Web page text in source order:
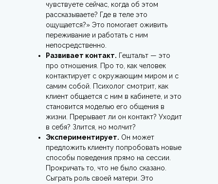
чувствуете сейчас, когда об этом
рассказываете? Где в теле это
ощущается?» Это помогает оживить
переживание и работать с ним
непосредственно.
Развивает контакт. Гештальт — это
про отношения. Про то, как человек
контактирует с окружающим миром и с
самим собой. Психолог смотрит, как
клиент общается с ним в кабинете, и это
становится моделью его общения в
жизни. Прерывает ли он контакт? Уходит
в себя? Злится, но молчит?
Экспериментирует. Он может
предложить клиенту попробовать новые
способы поведения прямо на сессии.
Прокричать то, что не было сказано.
Сыграть роль своей матери. Это